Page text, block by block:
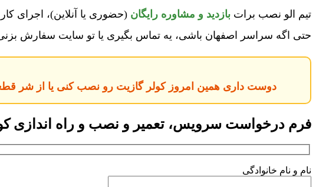
تیم الو نصب برات بازدید و مشاوره رایگان (حضوری یا آنلاین)، اجرای
حتی اگه سراسر اصفهان باشی، یه تماس بگیری یا تو سایت سفارش
دوست داری همین امروز کولر گازیت رو نصب کنی یا از شر
فرم درخواست سرویس، تعمیر و نصب و راه اندازی
نام و نام خانوادگی